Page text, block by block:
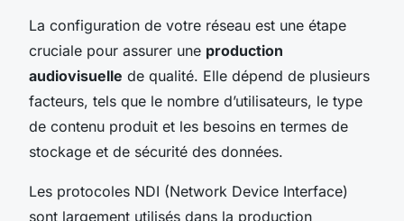
La configuration de votre réseau est une étape
cruciale pour assurer une production
audiovisuelle de qualité. Elle dépend de plusieurs
facteurs, tels que le nombre d’utilisateurs, le type
de contenu produit et les besoins en termes de
stockage et de sécurité des données.
Les protocoles NDI (Network Device Interface)
sont largement utilisés dans la production